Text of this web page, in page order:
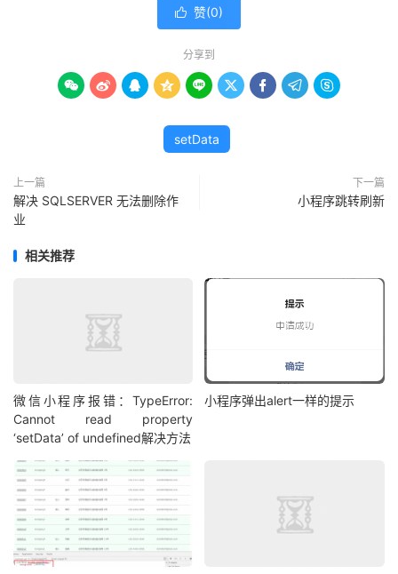
 赞(0)
分享到
        
setData
上一篇
解决 SQLSERVER 无法删除作
业
下一篇
小程序跳转刷新
相关推荐
微信小程序报错：TypeError:
Cannot read property
‘setData’ of undefined解决方法
小程序弹出alert一样的提示